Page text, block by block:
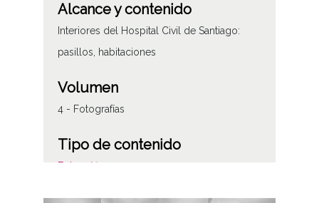
Alcance y contenido
Interiores del Hospital Civil de Santiago:
pasillos, habitaciones
Volumen
4 - Fotografías
Tipo de contenido
Fotográfico